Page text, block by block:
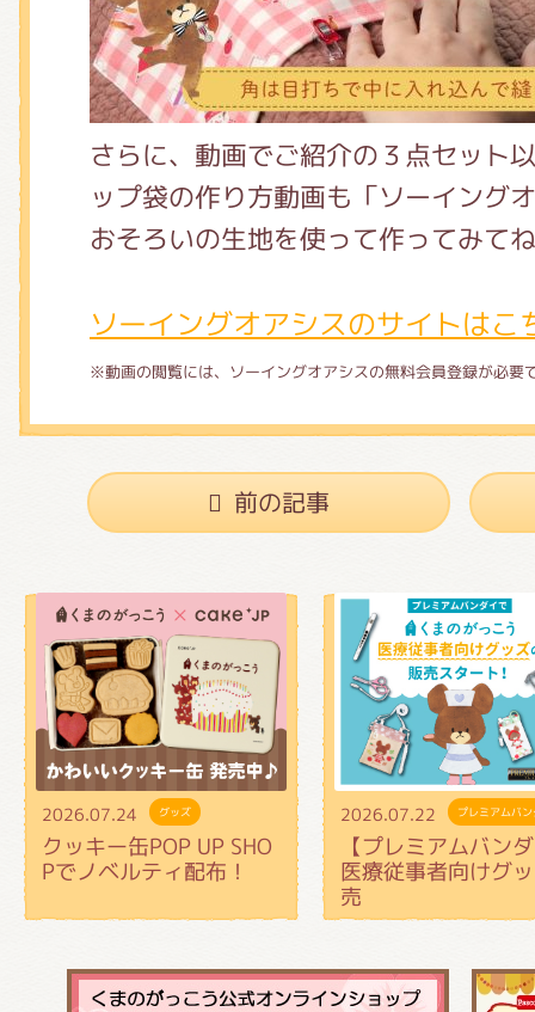
さらに、動画でご紹介の３点セット
ップ袋の作り方動画も「ソーイング
おそろいの生地を使って作ってみて
ソーイングオアシスのサイトはこ
※動画の閲覧には、ソーイングオアシスの無料会員登録が必要
前の記事
2026.07.24 グッズ
クッキー缶POP UP SHO
Pでノベルティ配布！
2026.07.22 プレミアムバ
【プレミアムバン
医療従事者向けグ
売